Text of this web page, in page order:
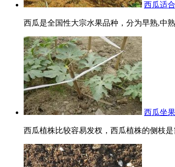
西瓜适
西瓜是全国性大宗水果品种，分为早熟,中
西瓜坐
西瓜植株比较容易发杈，西瓜植株的侧枝